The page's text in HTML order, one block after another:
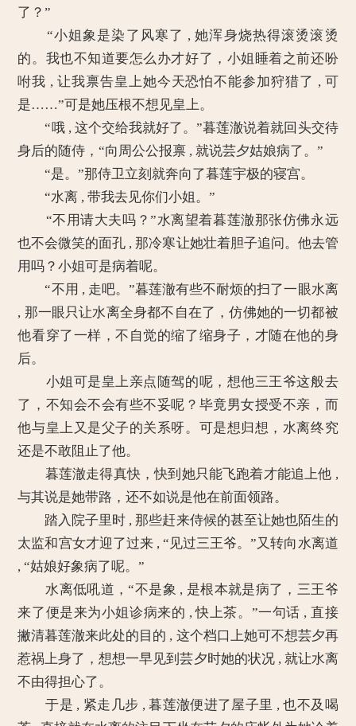
了？”
“小姐象是染了风寒了 , 她浑身烧热得滚烫滚烫
的。我也不知道要怎么办才好了，小姐睡着之前还吩
咐我 , 让我禀告皇上她今天恐怕不能参加狩猎了 , 可
是……”可是她压根不想见皇上。
“哦 , 这个交给我就好了。”暮莲澈说着就回头交待
身后的随侍，“向周公公报禀 , 就说芸夕姑娘病了。”
“是。”那侍卫立刻就奔向了暮莲宇极的寝宫。
“水离 , 带我去见你们小姐。”
“不用请大夫吗？”水离望着暮莲澈那张仿佛永远
也不会微笑的面孔 , 那冷寒让她壮着胆子追问。他去管
用吗？小姐可是病着呢。
“不用 , 走吧。”暮莲澈有些不耐烦的扫了一眼水离
, 那一眼只让水离全身都不自在了，仿佛她的一切都被
他看穿了一样，不自觉的缩了缩身子，才随在他的身
后。
小姐可是皇上亲点随驾的呢，想他三王爷这般去
了，不知会不会有些不妥呢？毕竟男女授受不亲，而
他与皇上又是父子的关系呀。可是想归想，水离终究
还是不敢阻止了他。
暮莲澈走得真快，快到她只能飞跑着才能追上他 ,
与其说是她带路，还不如说是他在前面领路。
踏入院子里时 , 那些赶来侍候的甚至让她也陌生的
太监和宫女才迎了过来 , “见过三王爷。”又转向水离道
, “姑娘好象病了呢。”
水离低吼道，“不是象 , 是根本就是病了，三王爷
来了便是来为小姐诊病来的 , 快上茶。”一句话 , 直接
撇清暮莲澈来此处的目的 , 这个档口上她可不想芸夕再
惹祸上身了，想想一早见到芸夕时她的状况 , 就让水离
不由得担心了。
于是 , 紧走几步 , 暮莲澈便进了屋子里 , 也不及喝